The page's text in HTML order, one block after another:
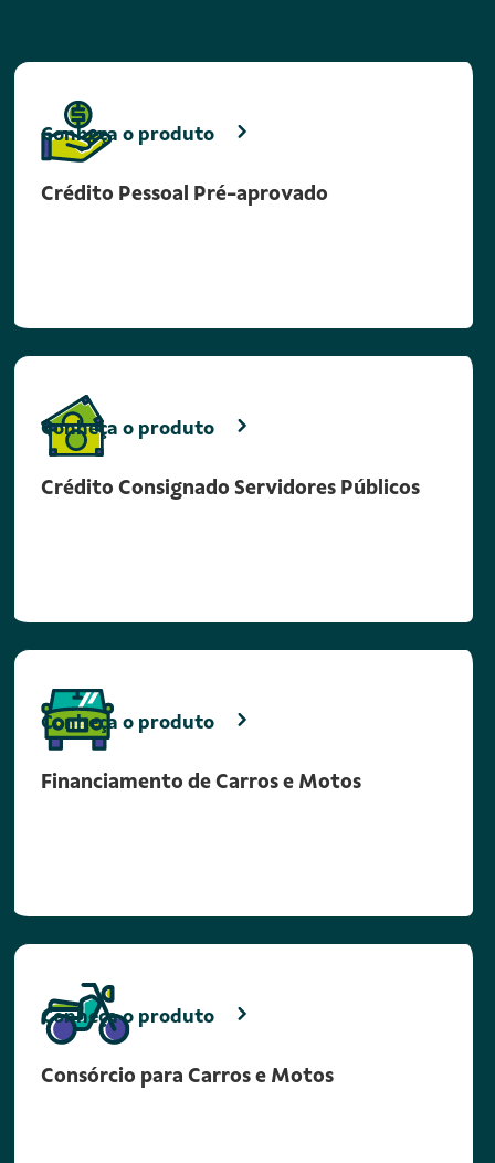
Crédito Pessoal Pré-aprovado
Conheça o produto
Crédito Consignado Servidores Públicos
Conheça o produto
Financiamento de Carros e Motos
Conheça o produto
Consórcio para Carros e Motos
Conheça o produto